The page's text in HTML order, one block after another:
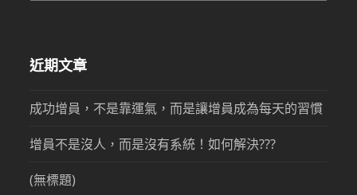
近期文章
成功增員，不是靠運氣，而是讓增員成為每天的習慣
增員不是沒人，而是沒有系統！如何解決???
(無標題)